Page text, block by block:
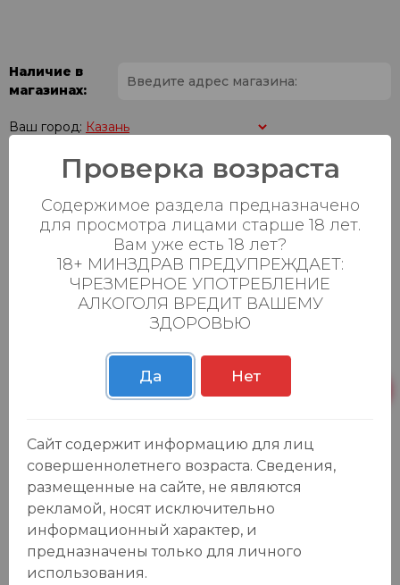
Наличие в
магазинах:
Ваш город:
Батыршина 20Б
Пн-Вс с 08:00 до
Магистральная 22д
Пн-Вс с 08:00 до
23:00
2 шт.
Осиновская 2В,
Пестрецы
Пн-Вс с 09:00 до
23:00
9 шт.
Пн-Вс с 09:00 до
Отзывы:
Оставить отзыв
Проверка возраста
Содержимое раздела предназначено
для просмотра лицами старше 18 лет.
Вам уже есть 18 лет?
18+ МИНЗДРАВ ПРЕДУПРЕЖДАЕТ:
ЧРЕЗМЕРНОЕ УПОТРЕБЛЕНИЕ
АЛКОГОЛЯ ВРЕДИТ ВАШЕМУ
ЗДОРОВЬЮ
Да Нет
Сайт содержит информацию для лиц
совершеннолетнего возраста. Сведения,
размещенные на сайте, не являются
рекламой, носят исключительно
информационный характер, и
предназначены только для личного
использования.